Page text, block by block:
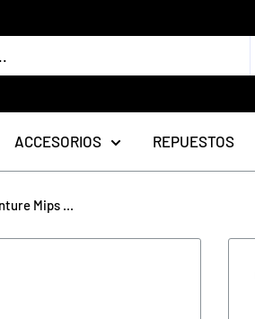
ACCESORIOS REPUESTOS
Mips ...